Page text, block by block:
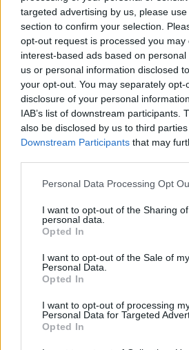
targeted advertising by us, please
section to confirm your selection.
opt-out request is processed you may
interest-based ads based on
us or personal information disclosed
your opt-out. You may separately
disclosure of your personal
IAB’s list of downstream participants.
also be disclosed by us to third
Downstream Participants that may
Personal Data Processing Opt
I want to opt-out of the Sharing
personal data.
Opted In
I want to opt-out of the Sale of my
Personal Data.
Opted In
I want to opt-out of processing
Personal Data for Targeted
Opted In
TUTO-IPK (4.11.2023).
TILANTEESTA
PELIRANGAISTUKSEN.
#IPK PIC.TWITTER.COM/
— Sporttiklipit (@Sporttiklipit)
Mikäli video ei näy, voit katsoa sen
Edellinen artikkeli
Matias Maccelli yltynyt hurjaan
iskuun NHL:ssä – käynnissä 9
pelin pisteputki!